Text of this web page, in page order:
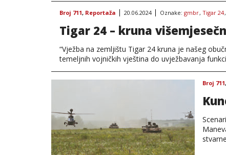
Broj 711, Reportaža 20.06.2024 Oznake: gmbr, Tigar 24,
Tigar 24 – kruna
“Vježba na zemljištu Tigar 24 kruna je našeg
temeljnih vojničkih vještina do uvježbavanja
Broj 711,